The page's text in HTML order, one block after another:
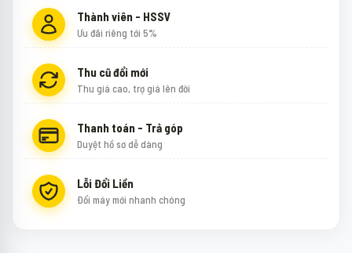
Thành viên - HSSV
Ưu đãi riêng tới 5%
Thu cũ đổi mới
Thu giá cao, trợ giá lên đời
Thanh toán - Trả góp
Duyệt hồ sơ dễ dàng
Lỗi Đổi Liền
Đổi máy mới nhanh chóng